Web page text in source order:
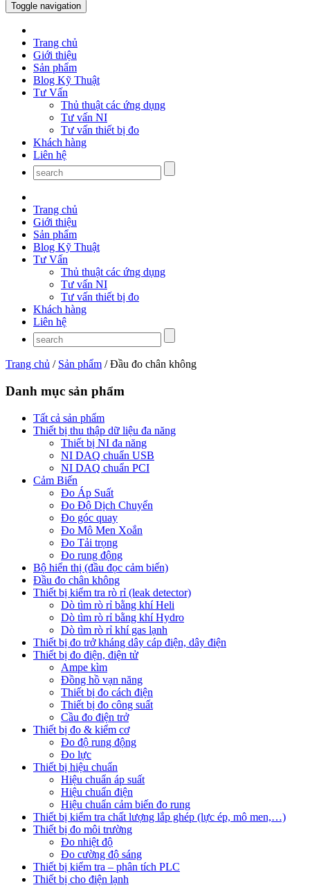
Toggle navigation
Trang chủ
Giới thiệu
Sản phẩm
Blog Kỹ Thuật
Tư Vấn
Thủ thuật các ứng dụng
Tư vấn NI
Tư vấn thiết bị đo
Khách hàng
Liên hệ
Trang chủ
Giới thiệu
Sản phẩm
Blog Kỹ Thuật
Tư Vấn
Thủ thuật các ứng dụng
Tư vấn NI
Tư vấn thiết bị đo
Khách hàng
Liên hệ
Trang chủ / Sản phẩm / Đầu đo chân không
Danh mục sản phẩm
Tất cả sản phẩm
Thiết bị thu thập dữ liệu đa năng
Thiết bị NI đa năng
NI DAQ chuẩn USB
NI DAQ chuẩn PCI
Cảm Biến
Đo Áp Suất
Đo Độ Dịch Chuyển
Đo góc quay
Đo Mô Men Xoắn
Đo Tải trọng
Đo rung động
Bộ hiển thị (đầu đọc cảm biến)
Đầu đo chân không
Thiết bị kiểm tra rò rỉ (leak detector)
Dò tìm rò rỉ bằng khí Heli
Dò tìm rò rỉ bằng khí Hydro
Dò tìm rò rỉ khí gas lạnh
Thiết bị đo trở kháng dây cáp điện, dây điện
Thiết bị đo điện, điện tử
Ampe kìm
Đồng hồ vạn năng
Thiết bị đo cách điện
Thiết bị đo công suất
Cầu đo điện trở
Thiết bị đo & kiểm cơ
Đo độ rung động
Đo lực
Thiết bị hiệu chuẩn
Hiệu chuẩn áp suất
Hiệu chuẩn điện
Hiệu chuẩn cảm biến đo rung
Thiết bị kiểm tra chất lượng lắp ghép (lực ép, mô men,…)
Thiết bị đo môi trường
Đo nhiệt độ
Đo cường độ sáng
Thiết bị kiểm tra – phân tích PLC
Thiết bị cho điện lạnh